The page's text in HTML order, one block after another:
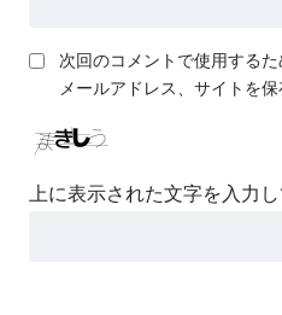
次回のコメントで使用する
メールアドレス、サイトを保
上に表示された文字を入力し